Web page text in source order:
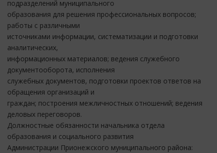
подразделений муниципального
образования для решения профессиональных вопросов;
работы с различными
источниками информации, систематизации и подготовки
аналитических,
информационных материалов; ведения служебного
документооборота, исполнения
служебных документов, подготовки проектов ответов на
обращения организаций и
граждан; построения межличностных отношений; ведения
деловых переговоров.
Должностные обязанности начальника отдела
образования и социального развития
Администрации Прионежского муниципального района: